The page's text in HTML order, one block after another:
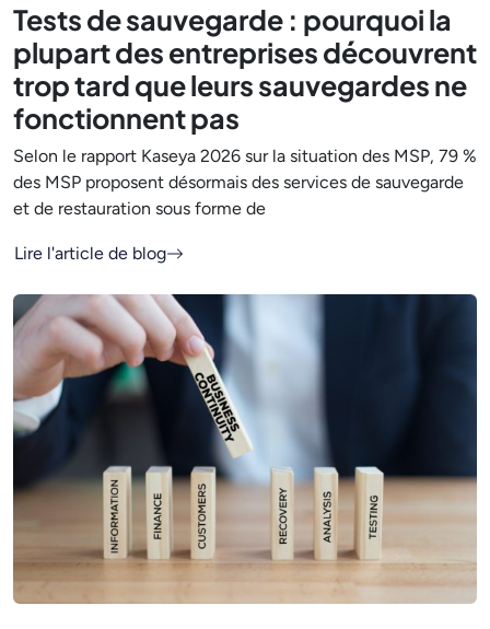
Tests de sauvegarde : pourquoi la
plupart des entreprises découvrent
trop tard que leurs sauvegardes ne
fonctionnent pas
Selon le rapport Kaseya 2026 sur la situation des MSP, 79 %
des MSP proposent désormais des services de sauvegarde
et de restauration sous forme de
Lire l'article de blog